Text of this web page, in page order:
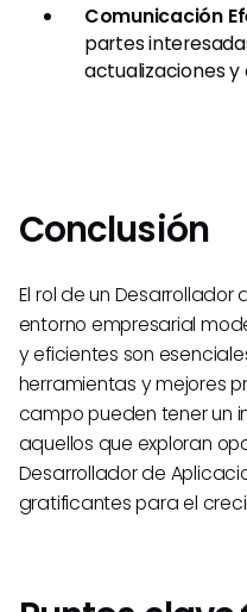
Comunicación
partes
actualizaciones
Conclusión
El rol de un
entorno empresarial
y eficientes son
herramientas y mejores
campo pueden tener un
aquellos que exploran
Desarrollador de
gratificantes para el